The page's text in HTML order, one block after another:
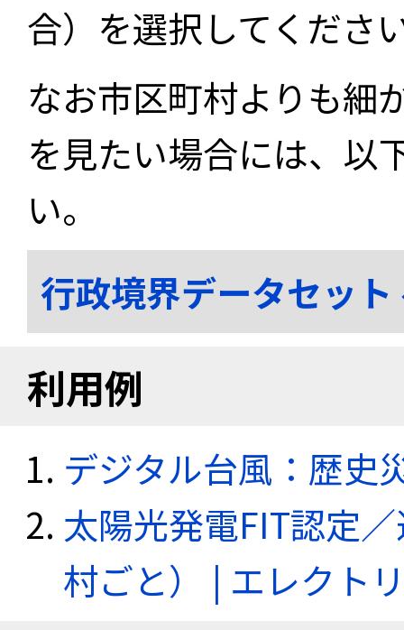
合）を選択してくださ
なお市区町村よりも細
を見たい場合には、以
い。
行政境界データセッ
利用例
デジタル台風：歴史
太陽光発電FIT認定
村ごと） | エレクト